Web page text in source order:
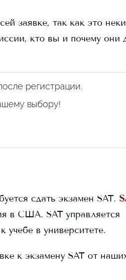
заявке, так как это
кто вы и почему
регистрации.
выбору!
сдать экзамен SAT.
в США. SAT управляется
учебе в университете.
к экзамену SAT от